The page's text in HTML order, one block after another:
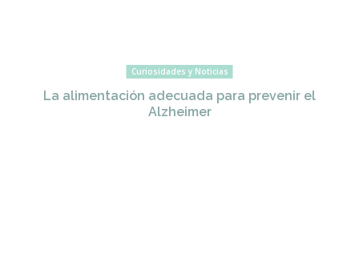
Curiosidades y Noticias
La alimentación adecuada para prevenir el
Alzheimer